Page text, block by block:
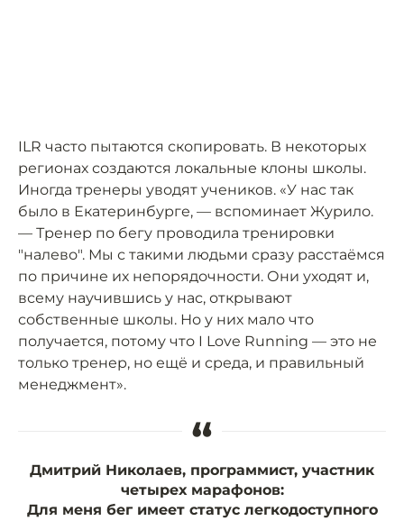
ILR часто пытаются скопировать. В некоторых
регионах создаются локальные клоны школы.
Иногда тренеры уводят учеников. «У нас так
было в Екатеринбурге, — вспоминает Журило.
— Тренер по бегу проводила тренировки
"налево". Мы с такими людьми сразу расстаёмся
по причине их непорядочности. Они уходят и,
всему научившись у нас, открывают
собственные школы. Но у них мало что
получается, потому что I Love Running — это не
только тренер, но ещё и среда, и правильный
менеджмент».
“
Дмитрий Николаев, программист, участник
четырех марафонов:
Для меня бег имеет статус легкодоступного